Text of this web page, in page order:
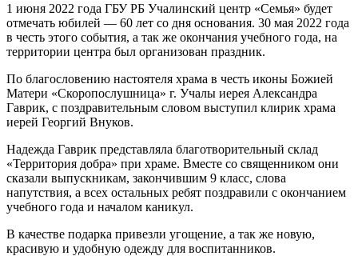
1 июня 2022 года ГБУ РБ Учалинский центр «Семья» будет
отмечать юбилей — 60 лет со дня основания. 30 мая 2022 года
в честь этого события, а так же окончания учебного года, на
территории центра был организован праздник.
По благословению настоятеля храма в честь иконы Божией
Матери «Скоропослушница» г. Учалы иерея Александра
Гаврик, с поздравительным словом выступил клирик храма
иерей Георгий Внуков.
Надежда Гаврик представляла благотворительный склад
«Территория добра» при храме. Вместе со священником они
сказали выпускникам, закончившим 9 класс, слова
напутствия, а всех остальных ребят поздравили с окончанием
учебного года и началом каникул.
В качестве подарка привезли угощение, а так же новую,
красивую и удобную одежду для воспитанников.